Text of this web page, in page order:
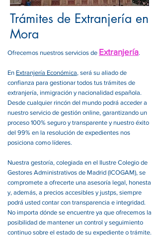
Trámites de Extranjería en
Mora
Ofrecemos nuestros servicios de Extranjería.
En Extranjería Económica, será su aliado de
confianza para gestionar todos tus trámites de
extranjería, inmigración y nacionalidad española.
Desde cualquier rincón del mundo podrá acceder a
nuestro servicio de gestión online, garantizando un
proceso 100% seguro y transparente y nuestro éxito
del 99% en la resolución de expedientes nos
posiciona como líderes.
Nuestra gestoría, colegiada en el Ilustre Colegio de
Gestores Administrativos de Madrid (ICOGAM), se
compromete a ofrecerte una asesoría legal, honesta
y, además, a precios accesibles y justps, siempre
podrá usted contar con transparencia e integridad.
No importa dónde se encuentre ya que ofrecemos la
posibilidad de mantener un control y seguimiento
continuo sobre el estado de su expediente o trámite.